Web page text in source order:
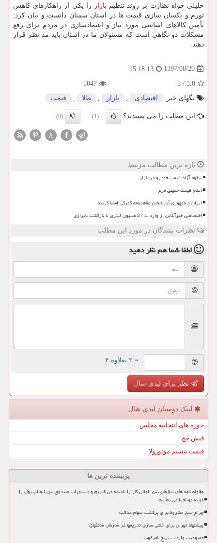
خلیلی خواه نظارت بر روند تنظیم بازار
را یكی از راهكارهای كاهش
تورم و یكسان سازی قیمت ها در استان سمنان دانست و بیان كرد:
تأمین كالاهای اساسی مورد نیاز و اعتمادسازی در مردم برای رفع
مشكلات دو نگاهی است كه مسئولان ما در استان باید مد نظر قرار
دهند.
1397/08/20
15:18:13
5.0
/
5
5047
تگهای خبر:
اقتصادی بازار طلا قیمت
این مطلب را می پسندید؟ (1)
(0)
X
تازه ترین مطالب مرتبط
سقوط آزاد قیمت خودرو در بازار
اعلام قیمت حقیقی مرغ
ایران و جمهوری آذربایجان تفاهمنامه گمرکی امضا کردند
اختصاصی خبرآنلاین از واردات 27 میلیون لیتری تا بازگشت ناترازی
نظرات بینندگان در مورد این مطلب
لطفا شما همنظر دهید
= ۲ بعلاوه ۴
نظر برای لیدی شال
لینک دوستان لیدی شال
حوزه های انتخابیه مجلس
فیش حج
قیمت بیسیم موتورولا
پربیننده ترین ها
مقاوله نامه های سازمان بین المللی کار را نادیده می گیریم و دستورات صندوق بین المللی پول را
مو به مو اجرا می نماییم
چراغ سبز مشروط برای برگشت سهام عدالت
پیشنهاد تهران برای خنثی سازی تحریمها در سازمان شانگهای
ممنوعیت واردات برنج نامرغوب